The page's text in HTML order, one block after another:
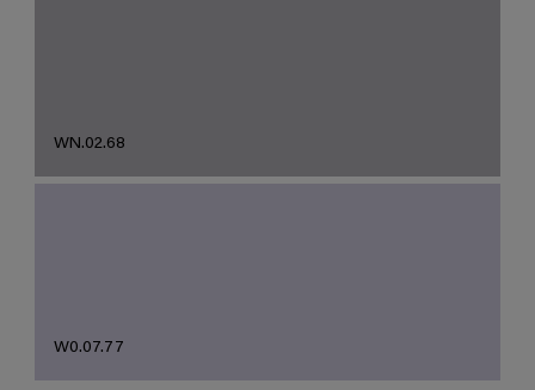
WN.02.68
W0.07.77